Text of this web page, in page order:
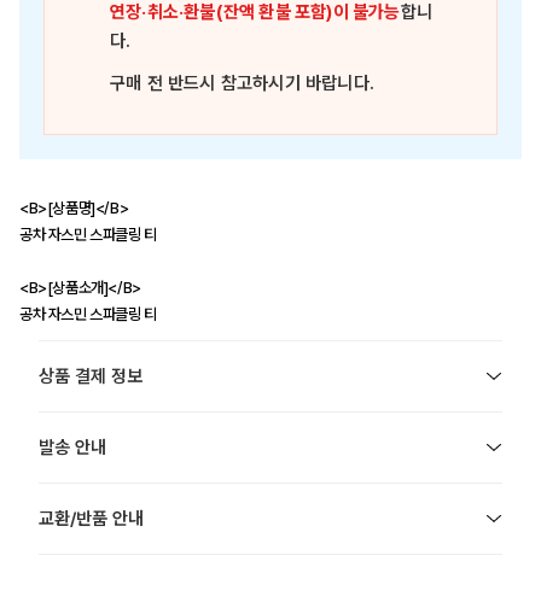
연장·취소·환불(잔액 환불 포함)이 불가능합니
다.
구매 전 반드시 참고하시기 바랍니다.
<B>[상품명]</B>
공차 자스민 스파클링 티
<B>[상품소개]</B>
공차 자스민 스파클링 티
상품 결제 정보
발송 안내
교환/반품 안내